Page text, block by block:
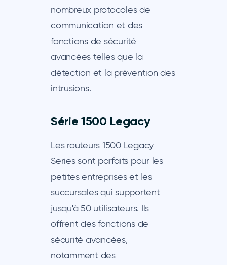
nombreux protocoles de
communication et des
fonctions de sécurité
avancées telles que la
détection et la prévention des
intrusions.
Série 1500 Legacy
Les routeurs 1500 Legacy
Series sont parfaits pour les
petites entreprises et les
succursales qui supportent
jusqu'à 50 utilisateurs. Ils
offrent des fonctions de
sécurité avancées,
notamment des